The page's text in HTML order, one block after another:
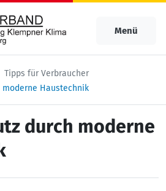
Menü
Tipps für Verbraucher
Haustechnik
durch moderne